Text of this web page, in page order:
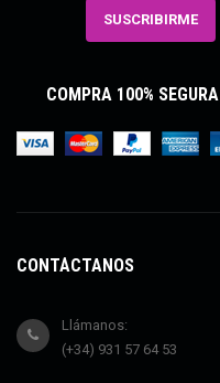
COMPRA 100% SEGURA
CONTÁCTANOS
Llámanos:
(+34) 931 57 64 53